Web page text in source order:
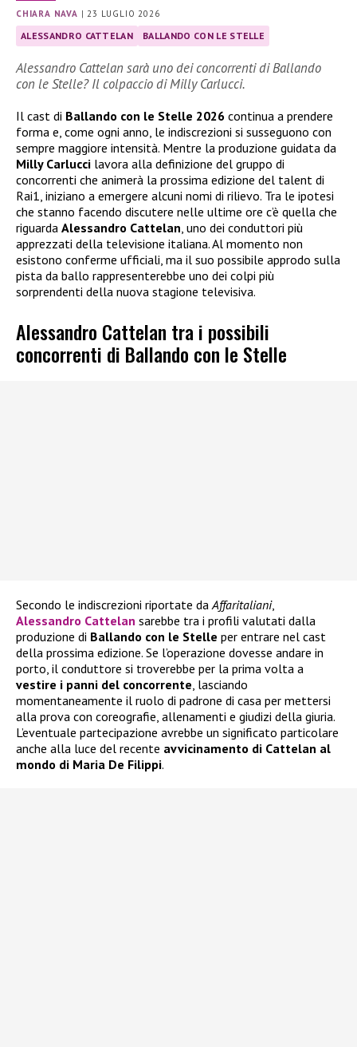
CHIARA NAVA |23 LUGLIO 2026
ALESSANDRO CATTELAN BALLANDO CON LE STELLE
Alessandro Cattelan sarà uno dei concorrenti di Ballando
con le Stelle? Il colpaccio di Milly Carlucci.
Il cast di Ballando con le Stelle 2026 continua a prendere
forma e, come ogni anno, le indiscrezioni si susseguono con
sempre maggiore intensità. Mentre la produzione guidata da
Milly Carlucci lavora alla definizione del gruppo di
concorrenti che animerà la prossima edizione del talent di
Rai1, iniziano a emergere alcuni nomi di rilievo. Tra le ipotesi
che stanno facendo discutere nelle ultime ore c’è quella che
riguarda Alessandro Cattelan, uno dei conduttori più
apprezzati della televisione italiana. Al momento non
esistono conferme ufficiali, ma il suo possibile approdo sulla
pista da ballo rappresenterebbe uno dei colpi più
sorprendenti della nuova stagione televisiva.
Alessandro Cattelan tra i possibili
concorrenti di Ballando con le Stelle
Secondo le indiscrezioni riportate daAffaritaliani,
Alessandro Cattelan sarebbe tra i profili valutati dalla
produzione di Ballando con le Stelle per entrare nel cast
della prossima edizione. Se l’operazione dovesse andare in
porto, il conduttore si troverebbe per la prima volta a
vestire i panni del concorrente, lasciando
momentaneamente il ruolo di padrone di casa per mettersi
alla prova con coreografie, allenamenti e giudizi della giuria.
L’eventuale partecipazione avrebbe un significato particolare
anche alla luce del recente avvicinamento di Cattelan al
mondo di Maria De Filippi.